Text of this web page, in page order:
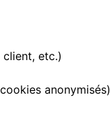
etc.)
anonymisés)